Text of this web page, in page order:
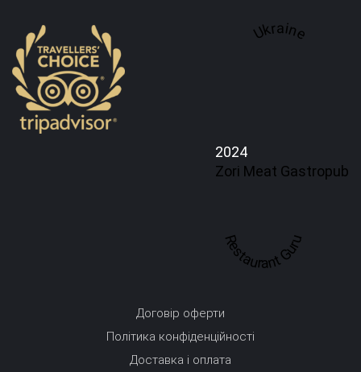
Ukraine
2024
Zori Meat Gastropub
Restaurant Guru
Договір оферти
Політика конфіденційності
Доставка і оплата